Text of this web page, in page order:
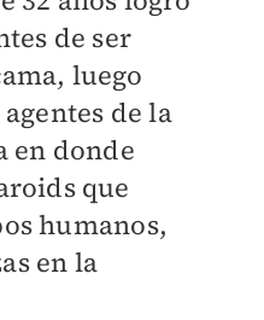
de ser
luego
de la
en donde
que
humanos,
en la